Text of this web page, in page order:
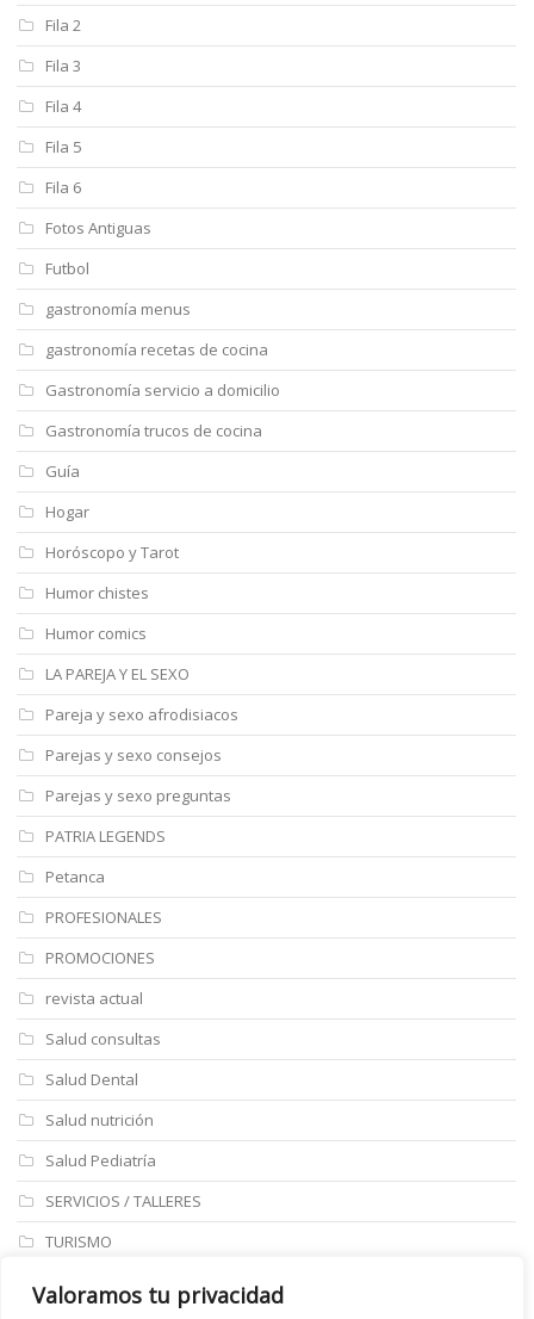
Valoramos tu privacidad
Fila 2
Fila 3
Fila 4
Fila 5
Fila 6
Fotos Antiguas
Futbol
gastronomía menus
gastronomía recetas de cocina
Gastronomía servicio a domicilio
Gastronomía trucos de cocina
Guía
Hogar
Horóscopo y Tarot
Humor chistes
Humor comics
LA PAREJA Y EL SEXO
Pareja y sexo afrodisiacos
Parejas y sexo consejos
Parejas y sexo preguntas
PATRIA LEGENDS
Petanca
PROFESIONALES
PROMOCIONES
revista actual
Salud consultas
Salud Dental
Salud nutrición
Salud Pediatría
SERVICIOS / TALLERES
TURISMO
ULTIMAS NOTICIAS